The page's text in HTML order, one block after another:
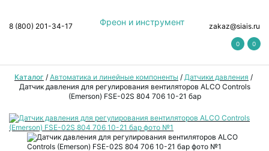
Фреон и инструмент
8 (800) 201-34-17 zakaz@siais.ru
0 0
Каталог / Автоматика и линейные компоненты / Датчики давления /
Датчик давления для регулирования вентиляторов ALCO Controls
(Emerson) FSE-02S 804 706 10-21 бар